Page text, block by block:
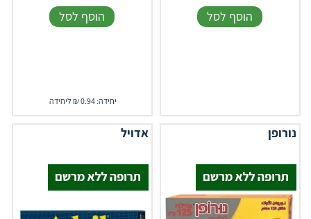
הוסף לסל
הוסף לסל
יחידה: 0.94 ₪ ליחידה
נורופן אדויל